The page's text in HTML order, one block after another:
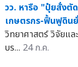
วว. หารือ "ปุ๋ยสั่งตั
เกษตรกร-ฟื้นฟูดิน
วิทยาศาสตร์ วิจัยแ
บร... 24 ก.ค.